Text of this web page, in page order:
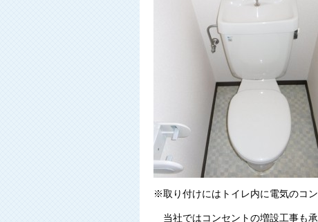
※取り付けにはトイレ内に電気のコ
当社ではコンセントの増設工事も承